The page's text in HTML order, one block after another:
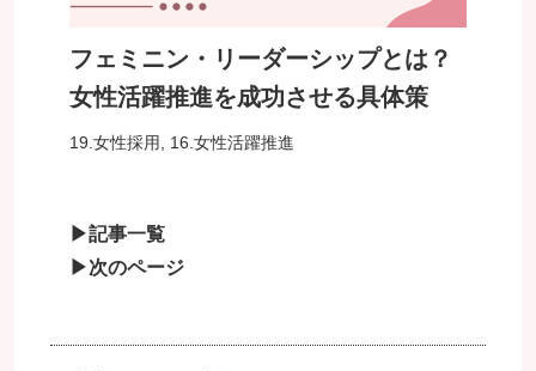
フェミニン・リーダーシップとは？
女性活躍推進を成功させる具体策
19.女性採用 16.女性活躍推進
▶記事一覧
▶次のページ